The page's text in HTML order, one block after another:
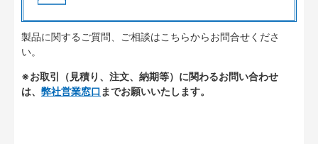
製品に関するご質問、ご相談はこちらからお問合せくださ
い。
※お取引（見積り、注文、納期等）に関わるお問い合わせ
は、 弊社営業窓口 までお願いいたします。